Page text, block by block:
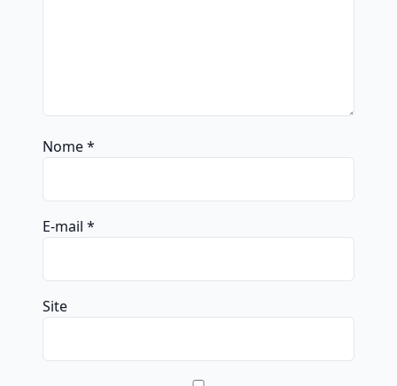
Nome*
E-mail *
Site